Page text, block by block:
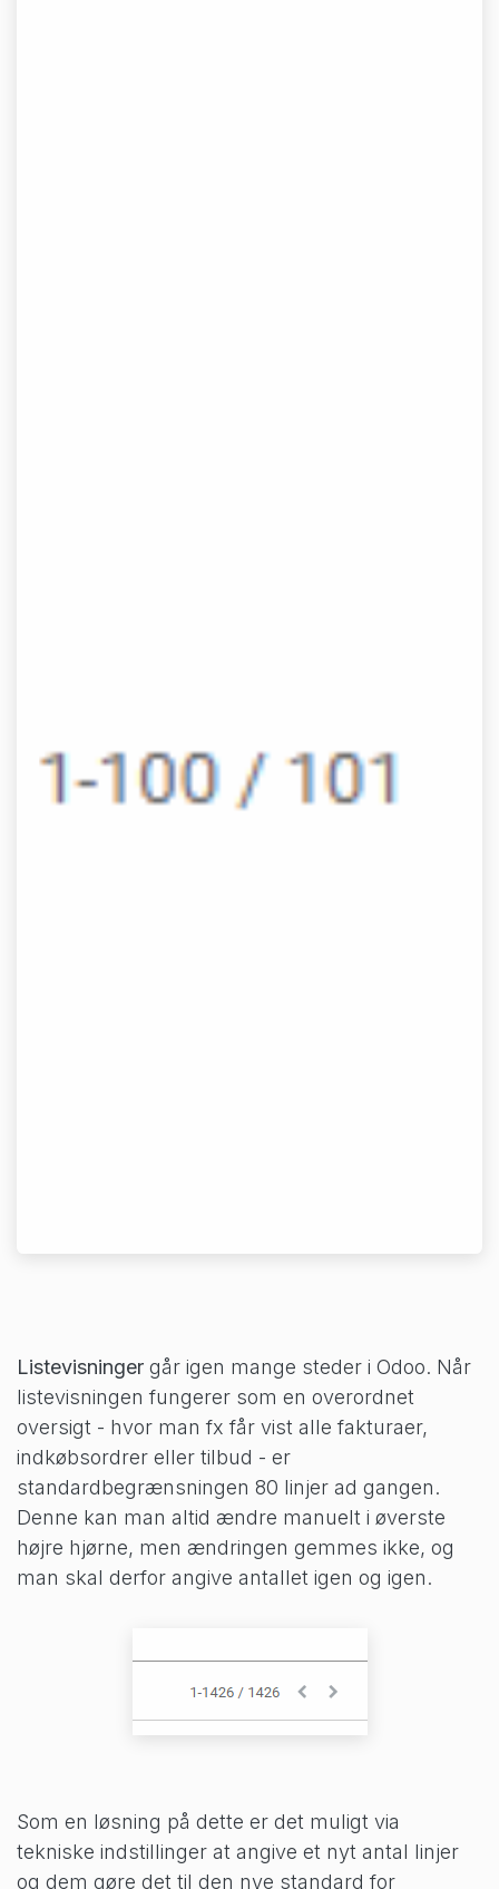
Listevisninger går igen mange steder i Odoo. Når
listevisningen fungerer som en overordnet
oversigt - hvor man fx får vist alle fakturaer,
indkøbsordrer eller tilbud - er
standardbegrænsningen 80 linjer ad gangen.
Denne kan man altid ændre manuelt i øverste
højre hjørne, men ændringen gemmes ikke, og
man skal derfor angive antallet igen og igen.
Som en løsning på dette er det muligt via
tekniske indstillinger at angive et nyt antal linjer
og dem gøre det til den nye standard for